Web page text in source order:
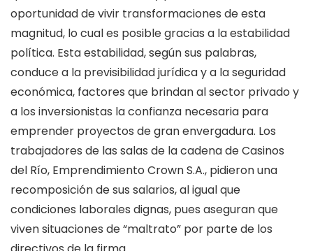
oportunidad de vivir transformaciones de esta
magnitud, lo cual es posible gracias a la estabilidad
política. Esta estabilidad, según sus palabras,
conduce a la previsibilidad jurídica y a la seguridad
económica, factores que brindan al sector privado y
a los inversionistas la confianza necesaria para
emprender proyectos de gran envergadura. Los
trabajadores de las salas de la cadena de Casinos
del Río, Emprendimiento Crown S.A., pidieron una
recomposición de sus salarios, al igual que
condiciones laborales dignas, pues aseguran que
viven situaciones de “maltrato” por parte de los